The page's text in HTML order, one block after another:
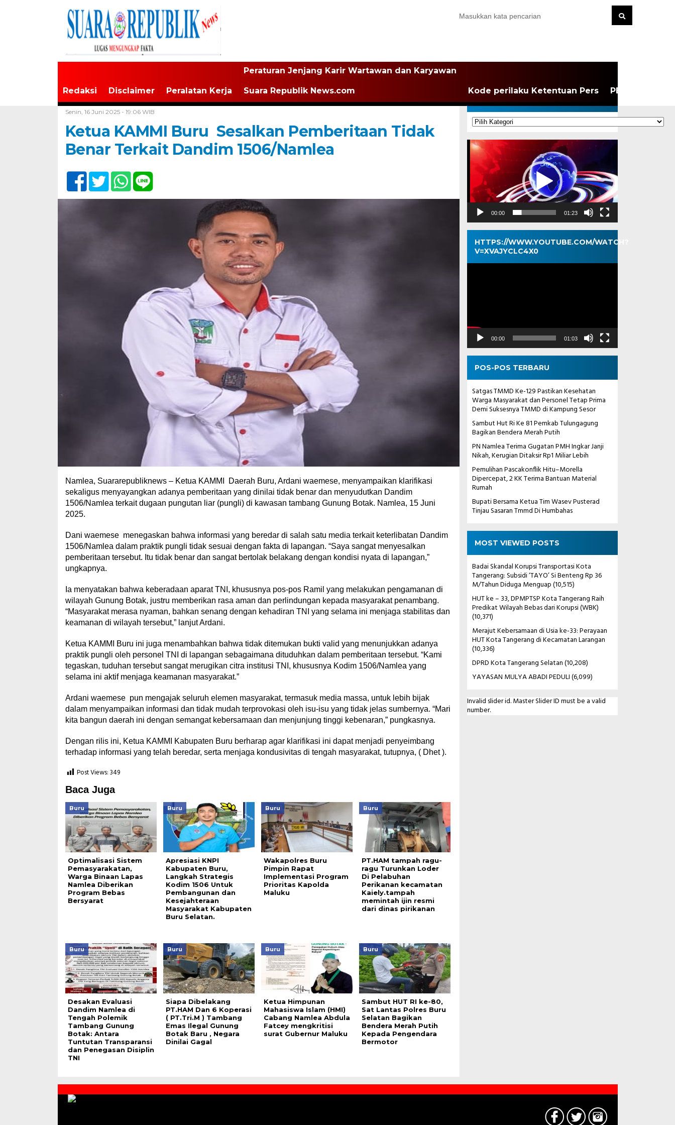
Redaksi Disclaimer Peralatan Kerja
Peraturan Jenjang Karir Wartawan dan Karyawan
Suara Republik News.com Kode perilaku Ketentuan Pers PEDOMAN
Senin, 16 Juni 2025 - 19:06 WIB
Ketua KAMMI Buru Sesalkan Pemberitaan Tidak
Benar Terkait Dandim 1506/Namlea
Namlea, Suararepubliknews – Ketua KAMMI Daerah Buru, Ardani waemese, menyampaikan klarifikasi
sekaligus menyayangkan adanya pemberitaan yang dinilai tidak benar dan menyudutkan Dandim
1506/Namlea terkait dugaan pungutan liar (pungli) di kawasan tambang Gunung Botak. Namlea, 15 Juni
2025.
Dani waemese menegaskan bahwa informasi yang beredar di salah satu media terkait keterlibatan Dandim
1506/Namlea dalam praktik pungli tidak sesuai dengan fakta di lapangan. “Saya sangat menyesalkan
pemberitaan tersebut. Itu tidak benar dan sangat bertolak belakang dengan kondisi nyata di lapangan,”
ungkapnya.
Ia menyatakan bahwa keberadaan aparat TNI, khususnya pos-pos Ramil yang melakukan pengamanan di
wilayah Gunung Botak, justru memberikan rasa aman dan perlindungan kepada masyarakat penambang.
“Masyarakat merasa nyaman, bahkan senang dengan kehadiran TNI yang selama ini menjaga stabilitas dan
keamanan di wilayah tersebut,” lanjut Ardani.
Ketua KAMMI Buru ini juga menambahkan bahwa tidak ditemukan bukti valid yang menunjukkan adanya
praktik pungli oleh personel TNI di lapangan sebagaimana dituduhkan dalam pemberitaan tersebut. “Kami
tegaskan, tuduhan tersebut sangat merugikan citra institusi TNI, khususnya Kodim 1506/Namlea yang
selama ini aktif menjaga keamanan masyarakat.”
Ardani waemese pun mengajak seluruh elemen masyarakat, termasuk media massa, untuk lebih bijak
dalam menyampaikan informasi dan tidak mudah terprovokasi oleh isu-isu yang tidak jelas sumbernya. “Mari
kita bangun daerah ini dengan semangat kebersamaan dan menjunjung tinggi kebenaran,” pungkasnya.
Dengan rilis ini, Ketua KAMMI Kabupaten Buru berharap agar klarifikasi ini dapat menjadi penyeimbang
terhadap informasi yang telah beredar, serta menjaga kondusivitas di tengah masyarakat, tutupnya, ( Dhet ).
Post Views:349
Baca Juga
Buru
Optimalisasi Sistem
Pemasyarakatan,
Warga Binaan Lapas
Namlea Diberikan
Program Bebas
Bersyarat
Buru
Apresiasi KNPI
Kabupaten Buru,
Langkah Strategis
Kodim 1506 Untuk
Pembangunan dan
Kesejahteraan
Masyarakat Kabupaten
Buru Selatan.
Buru
Wakapolres Buru
Pimpin Rapat
Implementasi Program
Prioritas Kapolda
Maluku
Buru
PT.HAM tampah ragu-
ragu Turunkan Loder
Di Pelabuhan
Perikanan kecamatan
Kaiely.tampah
memintah ijin resmi
dari dinas pirikanan
Buru
Desakan Evaluasi
Dandim Namlea di
Tengah Polemik
Tambang Gunung
Botak: Antara
Tuntutan Transparansi
dan Penegasan Disiplin
TNI
Buru
Siapa Dibelakang
PT.HAM Dan 6 Koperasi
( PT.Tri.M ) Tambang
Emas Ilegal Gunung
Botak Baru , Negara
Dinilai Gagal
Buru
Ketua Himpunan
Mahasiswa Islam (HMI)
Cabang Namlea Abdula
Fatcey mengkritisi
surat Gubernur Maluku
Buru
Sambut HUT RI ke-80,
Sat Lantas Polres Buru
Selatan Bagikan
Bendera Merah Putih
Kepada Pengendara
Bermotor
KATEGORI
Kategori
Pemutar
Video
00:00 01:23
HTTPS://WWW.YOUTUBE.COM/WATCH?
V=XVAJYCLC4X0
Pemutar
00:00 01:03
POS-POS TERBARU
Satgas TMMD Ke-129 Pastikan Kesehatan
Warga Masyarakat dan Personel Tetap Prima
Demi Suksesnya TMMD di Kampung Sesor
Sambut Hut Ri Ke 81 Pemkab Tulungagung
Bagikan Bendera Merah Putih
PN Namlea Terima Gugatan PMH Ingkar Janji
Nikah, Kerugian Ditaksir Rp1 Miliar Lebih
Pemulihan Pascakonflik Hitu–Morella
Dipercepat, 2 KK Terima Bantuan Material
Rumah
Bupati Bersama Ketua Tim Wasev Pusterad
Tinjau Sasaran Tmmd Di Humbahas
MOST VIEWED POSTS
Badai Skandal Korupsi Transportasi Kota
Tangerang: Subsidi ‘TAYO’ Si Benteng Rp 36
M/Tahun Diduga Menguap(10,515)
HUT ke – 33, DPMPTSP Kota Tangerang Raih
Predikat Wilayah Bebas dari Korupsi (WBK)
(10,371)
Merajut Kebersamaan di Usia ke-33: Perayaan
HUT Kota Tangerang di Kecamatan Larangan
(10,336)
DPRD Kota Tangerang Selatan(10,208)
YAYASAN MULYA ABADI PEDULI(6,099)
Invalid slider id. Master Slider ID must be a valid
number.